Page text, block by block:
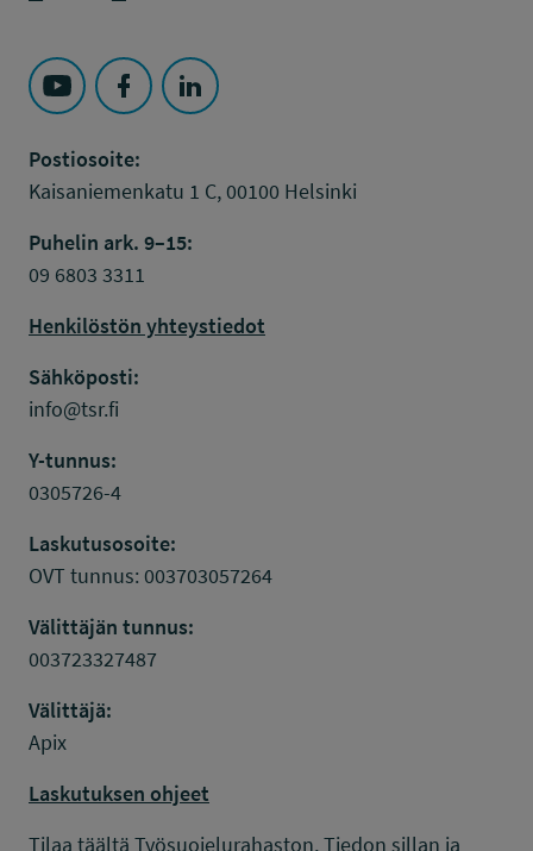
Seuraa Työsuojelurahasto kohteessa: YouTube
Seuraa Työsuojelurahasto kohteessa:
Seuraa Työsuojelurahasto kohteessa:
Postiosoite:
Kaisaniemenkatu 1 C, 00100 Helsinki
Puhelin ark. 9–15:
09 6803 3311
Henkilöstön yhteystiedot
Sähköposti:
info@tsr.fi
Y-tunnus:
0305726-4
Laskutusosoite:
OVT tunnus: 003703057264
Välittäjän tunnus:
003723327487
Välittäjä:
Apix
Laskutuksen ohjeet
Tilaa täältä Työsuojelurahaston, Tiedon sillan ja